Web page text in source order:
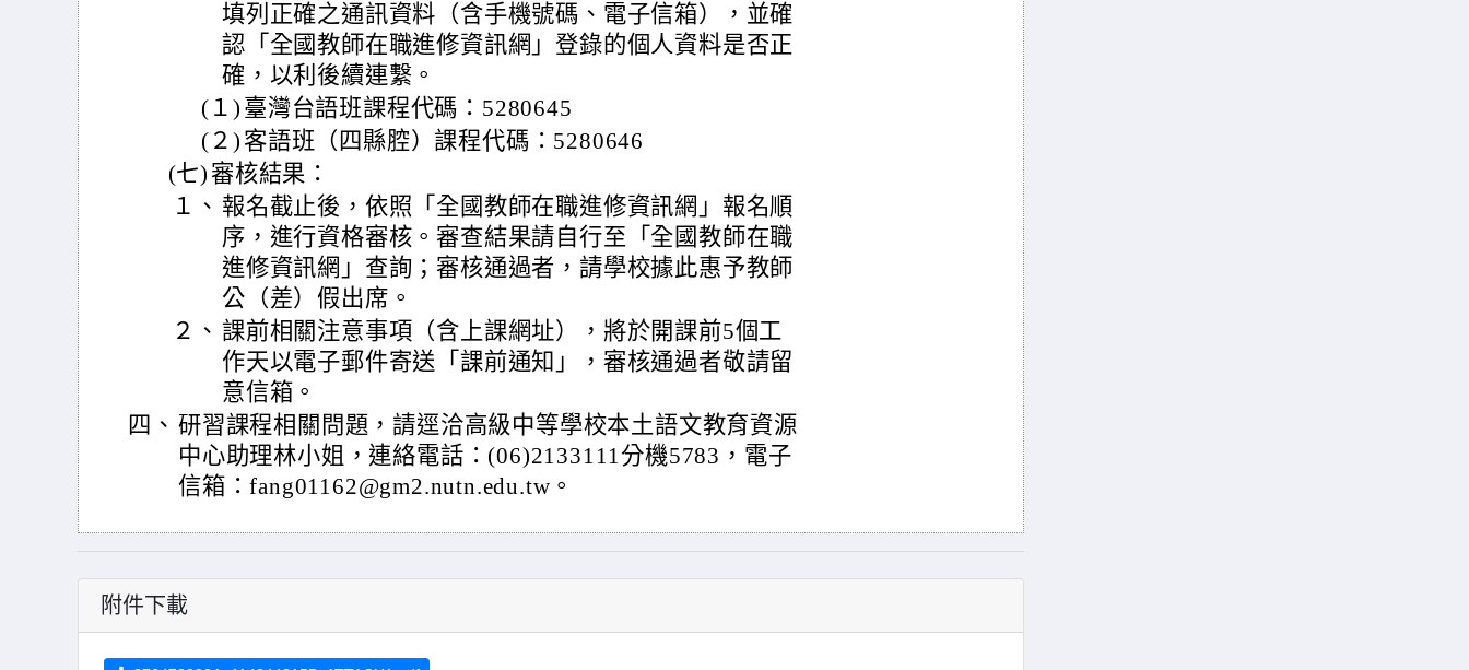
填列正確之通訊資料（含手機號碼、電子信箱），並確
認「全國教師在職進修資訊網」登錄的個人資料是否正
確，以利後續連繫。
(１) 臺灣台語班課程代碼：5280645
(２) 客語班（四縣腔）課程代碼：5280646
(七) 審核結果：
１、 報名截止後，依照「全國教師在職進修資訊網」報名順
序，進行資格審核。審查結果請自行至「全國教師在職
進修資訊網」查詢；審核通過者，請學校據此惠予教師
公（差）假出席。
２、 課前相關注意事項（含上課網址），將於開課前5個工
作天以電子郵件寄送「課前通知」，審核通過者敬請留
意信箱。
四、 研習課程相關問題，請逕洽高級中等學校本土語文教育資源
中心助理林小姐，連絡電話：(06)2133111分機5783，電子
信箱：fang01162@gm2.nutn.edu.tw。
附件下載